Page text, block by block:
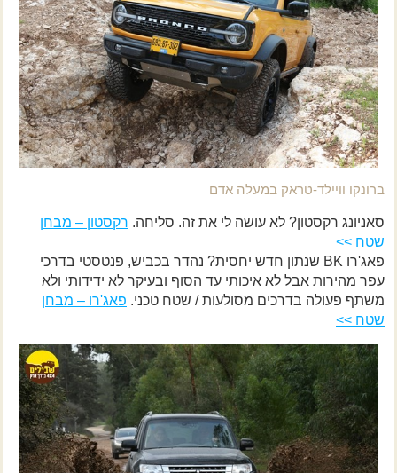
ברונקו וויילד-טראק במעלה אדם
סאניונג רקסטון? לא עושה לי את זה. סליחה. רקסטון – מבחן
שטח >>
פאג'רו BK שנתון חדש יחסית? נהדר בכביש, פנטסטי בדרכי
עפר מהירות אבל לא איכותי עד הסוף ובעיקר לא ידידותי ולא
משתף פעולה בדרכים מסולעות / שטח טכני. פאג'רו – מבחן
שטח >>